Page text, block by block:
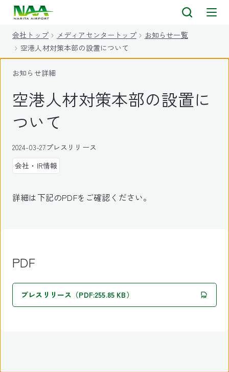
会社トップ メディアセンタートップ
お知らせ一覧
空港人材対策本部の設置について
お知らせ詳細
空港人材対策本部の設置に
ついて
2024-03-27プレスリリース
会社・IR情報
詳細は下記のPDFをご確認ください。
PDF
プレスリリース（PDF:255.85 KB）